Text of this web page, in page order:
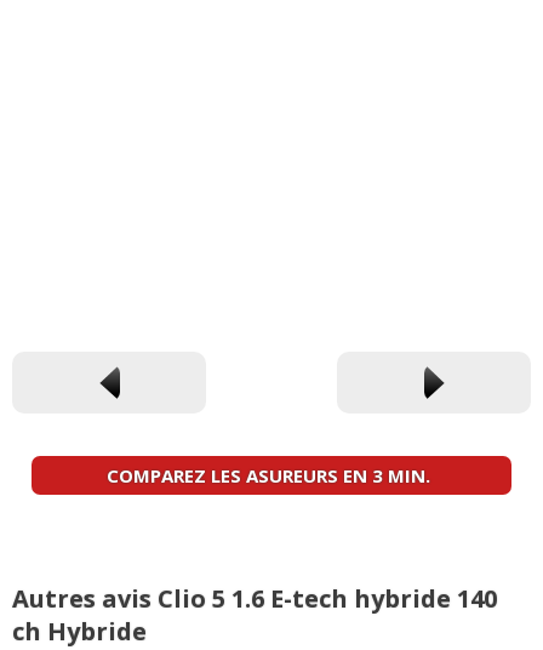
COMPAREZ LES ASUREURS EN 3 MIN.
Autres avis Clio 5 1.6 E-tech hybride 140
ch Hybride